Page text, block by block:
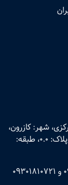
شهر: کازرون،
محله: مصلی، خیابان کمربندی، کوچه 31، پلاک: 0.0، طبقه:
و 09301810721